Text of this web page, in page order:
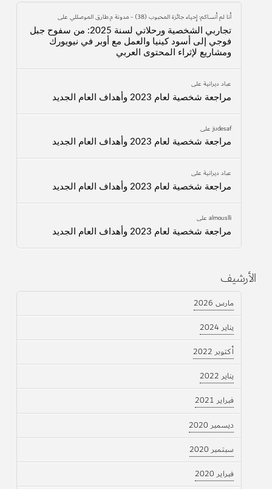
أنا لم أنساكم: إحياء جائزة المحبوب (38) - مدونة م.طارق الموصللي على
تجاربي الشخصية ورحلاتي لسنة 2025: من سفوح جبل
فوجي إلى أسود كينيا والعمل مع أوبر في نيويورك
ومشاريع لإثراء المحتوى العربي
عباد ديرانيةعلى
مراجعة شخصية لعام 2023 وأهداف العام الجديد
judesafعلى
مراجعة شخصية لعام 2023 وأهداف العام الجديد
عباد ديرانيةعلى
مراجعة شخصية لعام 2023 وأهداف العام الجديد
almouslliعلى
مراجعة شخصية لعام 2023 وأهداف العام الجديد
الأرشيف
مارس 2026
يناير 2024
أكتوبر 2022
يناير 2022
فبراير 2021
ديسمبر 2020
سبتمبر 2020
فبراير 2020